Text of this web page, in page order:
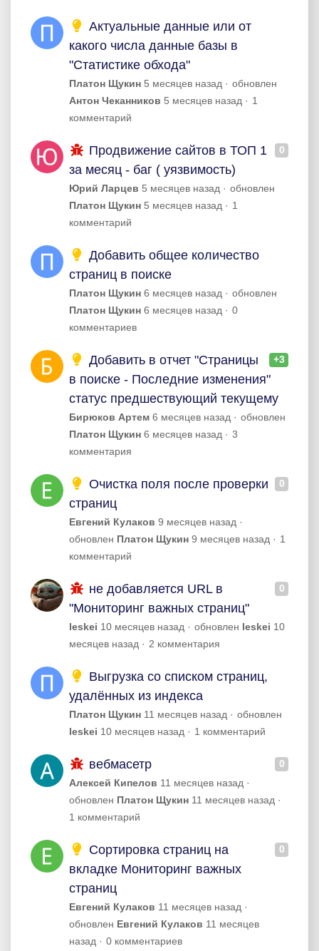
Актуальные данные или от
какого числа данные базы в
"Статистике обхода"
Платон Щукин 5 месяцев назад
обновлен
Антон Чеканников 5 месяцев назад
1
комментарий
0
Продвижение сайтов в ТОП 1
за месяц - баг ( уязвимость)
Юрий Ларцев 5 месяцев назад
обновлен
Платон Щукин 5 месяцев назад
1
комментарий
Добавить общее количество
страниц в поиске
Платон Щукин 6 месяцев назад
обновлен
Платон Щукин 6 месяцев назад
0
комментариев
+3
Добавить в отчет "Страницы
в поиске - Последние изменения"
статус предшествующий текущему
Бирюков Артем 6 месяцев назад
обновлен
Платон Щукин 6 месяцев назад
3
комментария
0
Очистка поля после проверки
страниц
Евгений Кулаков 9 месяцев назад
обновлен Платон Щукин 9 месяцев назад
1
комментарий
0
не добавляется URL в
"Мониторинг важных страниц"
leskei 10 месяцев назад обновлен leskei 10
месяцев назад
2 комментария
Выгрузка со списком страниц,
удалённых из индекса
Платон Щукин 11 месяцев назад
обновлен
leskei 10 месяцев назад 1 комментарий
0
вебмасетр
Алексей Кипелов 11 месяцев назад
обновлен Платон Щукин 11 месяцев назад
1 комментарий
0
Сортировка страниц на
вкладке Мониторинг важных
страниц
Евгений Кулаков 11 месяцев назад
обновлен Евгений Кулаков 11 месяцев
назад
0 комментариев